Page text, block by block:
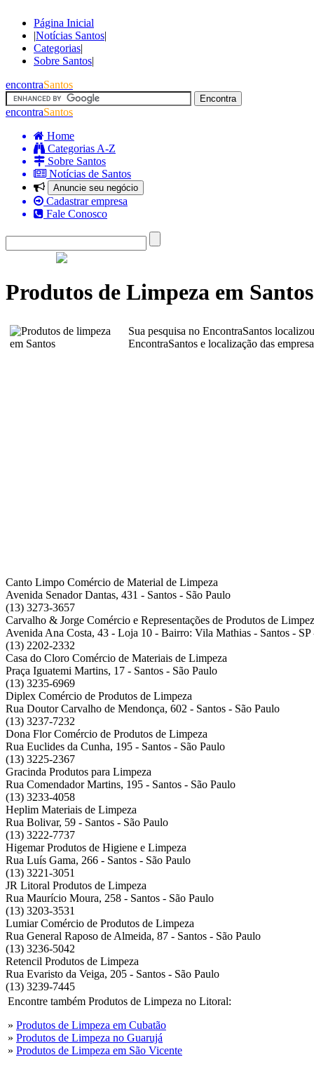
Página Inicial
|Notícias Santos|
Categorias|
Sobre Santos|
encontraSantos
encontraSantos
Home
Categorias A-Z
Sobre Santos
Notícias de Santos
Anuncie seu negócio
Cadastrar empresa
Fale Conosco
Produtos de Limpeza em Santos
Sua pesquisa no EncontraSantos
EncontraSantos e localização das
Canto Limpo Comércio de Material de Limpeza
Avenida Senador Dantas, 431 - Santos - São Paulo
(13) 3273-3657
Carvalho & Jorge Comércio e Representações de Produtos de
Avenida Ana Costa, 43 - Loja 10 - Bairro: Vila Mathias - Santos -
(13) 2202-2332
Casa do Cloro Comércio de Materiais de Limpeza
Praça Iguatemi Martins, 17 - Santos - São Paulo
(13) 3235-6969
Diplex Comércio de Produtos de Limpeza
Rua Doutor Carvalho de Mendonça, 602 - Santos - São Paulo
(13) 3237-7232
Dona Flor Comércio de Produtos de Limpeza
Rua Euclides da Cunha, 195 - Santos - São Paulo
(13) 3225-2367
Gracinda Produtos para Limpeza
Rua Comendador Martins, 195 - Santos - São Paulo
(13) 3233-4058
Heplim Materiais de Limpeza
Rua Bolivar, 59 - Santos - São Paulo
(13) 3222-7737
Higemar Produtos de Higiene e Limpeza
Rua Luís Gama, 266 - Santos - São Paulo
(13) 3221-3051
JR Litoral Produtos de Limpeza
Rua Maurício Moura, 258 - Santos - São Paulo
(13) 3203-3531
Lumiar Comércio de Produtos de Limpeza
Rua General Raposo de Almeida, 87 - Santos - São Paulo
(13) 3236-5042
Retencil Produtos de Limpeza
Rua Evaristo da Veiga, 205 - Santos - São Paulo
(13) 3239-7445
Encontre também Produtos de Limpeza no Litoral:
» Produtos de Limpeza em Cubatão
» Produtos de Limpeza no Guarujá
» Produtos de Limpeza em São Vicente